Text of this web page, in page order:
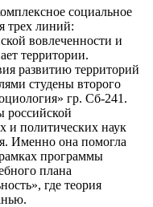
социальное
трех линий:
вовлеченности и
территории.
развитию территорий
студены второго
гр. Сб-241.
российской
и политических наук
Именно она помогла
программы
плана
где теория